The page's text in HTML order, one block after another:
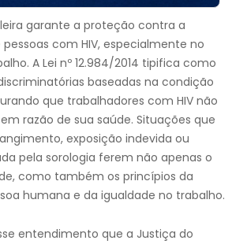
garante a proteção contra a
com HIV, especialmente no
A Lei nº 12.984/2014 tipifica como
baseadas na condição
que trabalhadores com HIV não
razão de sua saúde. Situações que
exposição indevida ou
pela sorologia ferem não apenas o
como também os princípios da
humana e da igualdade no trabalho.
entendimento que a Justiça do